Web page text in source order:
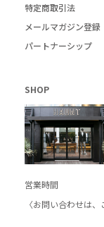
特定商取引法
メールマガジン登録
パートナーシップ
SHOP
営業時間
〈お問い合わせは、